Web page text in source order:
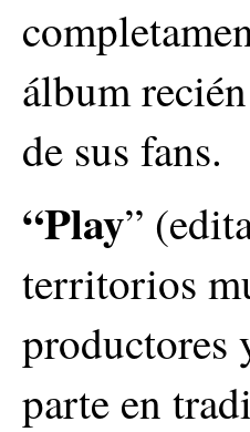
álbum
de sus fans.
“Play”
territorios
productores
parte en